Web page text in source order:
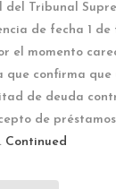
del Tribunal
de fecha 1
el momento
que confirma que
de deuda
de
Continued